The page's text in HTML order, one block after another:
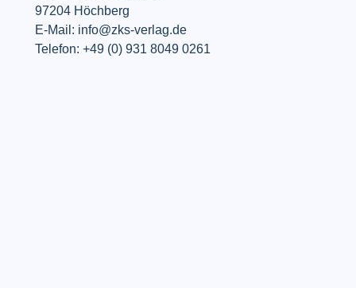
97204 Höchberg
E-Mail: info@zks-verlag.de
Telefon: +49 (0) 931 8049 0261